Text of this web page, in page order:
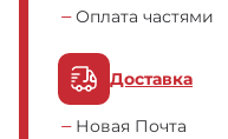
Оплата частями
Доставка
Новая Почта